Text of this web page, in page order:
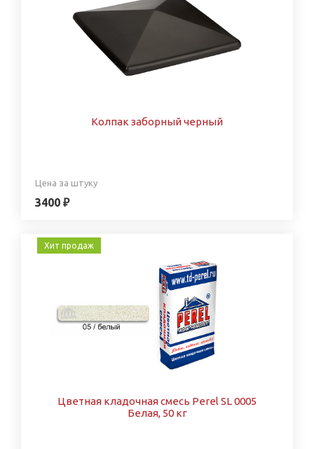
Колпак заборный черный
Цена за штуку
3400 ₽
Хит продаж
Цветная кладочная смесь Perel SL 0005
Белая, 50 кг